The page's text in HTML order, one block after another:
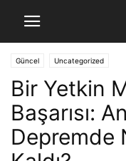
Güncel Uncategorized
Bir Yetkin
Başarısı:
Depremde